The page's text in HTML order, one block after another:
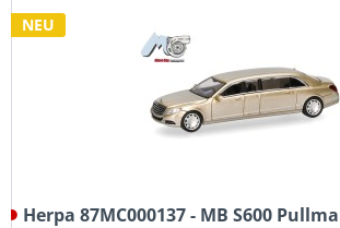
NEU
Herpa 87MC000137 - MB S600